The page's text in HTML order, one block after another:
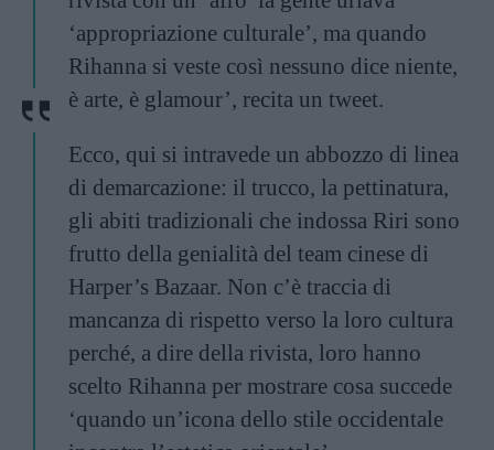
‘appropriazione culturale’, ma quando
Rihanna si veste così nessuno dice niente,
è arte, è glamour’, recita un tweet.
Ecco, qui si intravede un abbozzo di linea
di demarcazione: il trucco, la pettinatura,
gli abiti tradizionali che indossa Riri sono
frutto della genialità del team cinese di
Harper’s Bazaar. Non c’è traccia di
mancanza di rispetto verso la loro cultura
perché, a dire della rivista, loro hanno
scelto Rihanna per mostrare cosa succede
‘quando un’icona dello stile occidentale